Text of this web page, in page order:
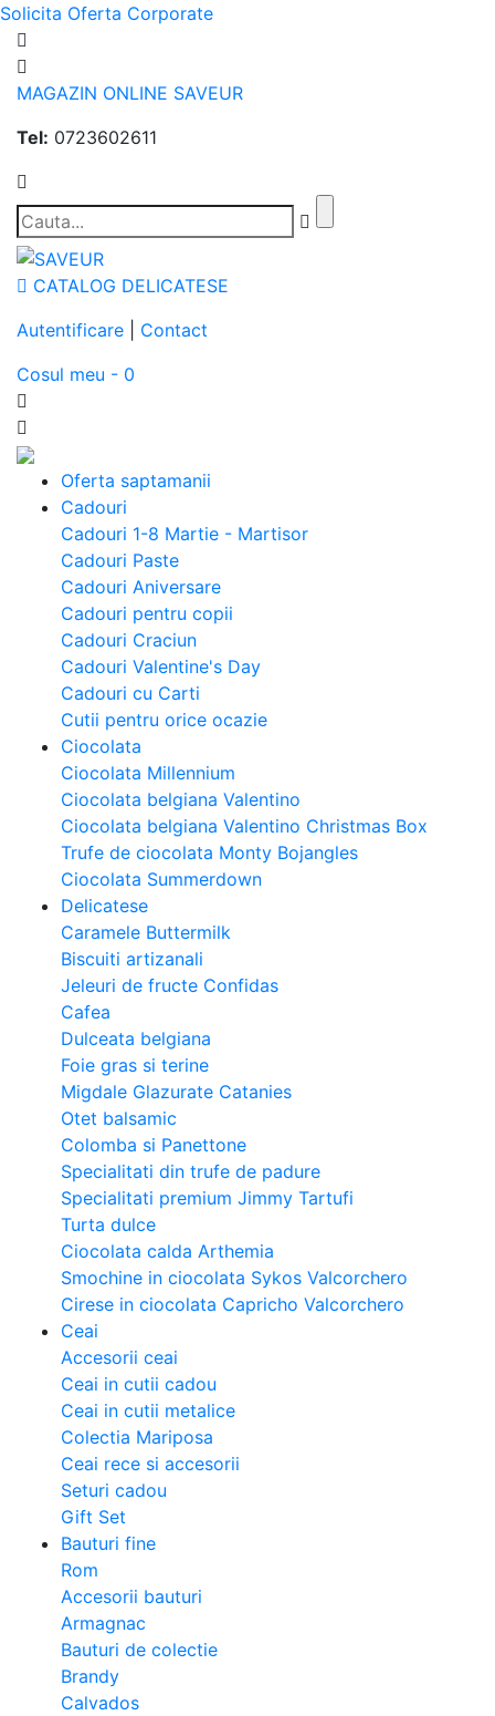
Solicita Oferta Corporate
MAGAZIN ONLINE SAVEUR
Tel: 0723602611
CATALOG DELICATESE
Autentificare
Contact
Cosul meu - 0
Oferta saptamanii
Cadouri
Cadouri 1-8 Martie - Martisor
Cadouri Paste
Cadouri Aniversare
Cadouri pentru copii
Cadouri Craciun
Cadouri Valentine's Day
Cadouri cu Carti
Cutii pentru orice ocazie
Ciocolata
Ciocolata Millennium
Ciocolata belgiana Valentino
Ciocolata belgiana Valentino Christmas Box
Trufe de ciocolata Monty Bojangles
Ciocolata Summerdown
Delicatese
Caramele Buttermilk
Biscuiti artizanali
Jeleuri de fructe Confidas
Cafea
Dulceata belgiana
Foie gras si terine
Migdale Glazurate Catanies
Otet balsamic
Colomba si Panettone
Specialitati din trufe de padure
Specialitati premium Jimmy Tartufi
Turta dulce
Ciocolata calda Arthemia
Smochine in ciocolata Sykos Valcorchero
Cirese in ciocolata Capricho Valcorchero
Ceai
Accesorii ceai
Ceai in cutii cadou
Ceai in cutii metalice
Colectia Mariposa
Ceai rece si accesorii
Seturi cadou
Gift Set
Bauturi fine
Rom
Accesorii bauturi
Armagnac
Bauturi de colectie
Brandy
Calvados